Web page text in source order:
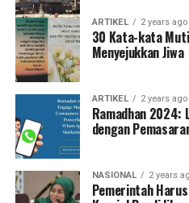
ARTIKEL 2 years ago
30 Kata-kata
Menyejukkan Jiwa
ARTIKEL 2 years ago
Ramadhan 2024:
dengan
NASIONAL 2 years
Pemerintah